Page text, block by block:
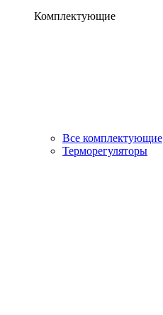
Комплектующие
Все комплектующие
Терморегуляторы